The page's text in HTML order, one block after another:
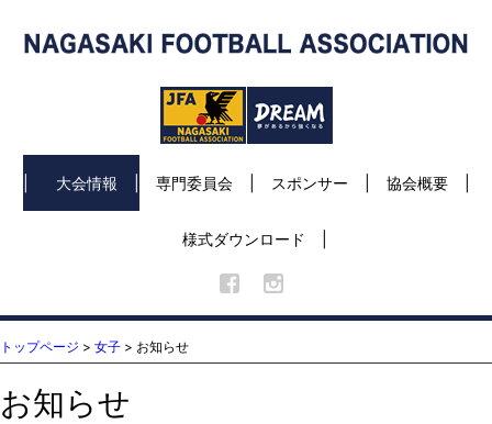
大会情報 専門委員会 スポンサー 協会概要
様式ダウンロード
トップページ > 女子 > お知らせ
お知らせ